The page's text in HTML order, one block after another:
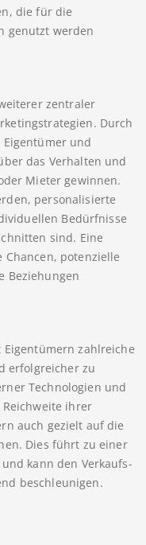
die für die
genutzt werden
zentraler
Durch
Eigentümer und
das Verhalten und
Mieter gewinnen.
personalisierte
Bedürfnisse
sind. Eine
potenzielle
Beziehungen
zahlreiche
erfolgreicher zu
Technologien und
ihrer
auch gezielt auf die
Dies führt zu einer
kann den Verkaufs-
beschleunigen.